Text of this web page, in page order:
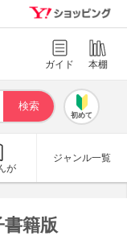
ガイド 本棚
初めて
が
ジャンル一覧
籍版